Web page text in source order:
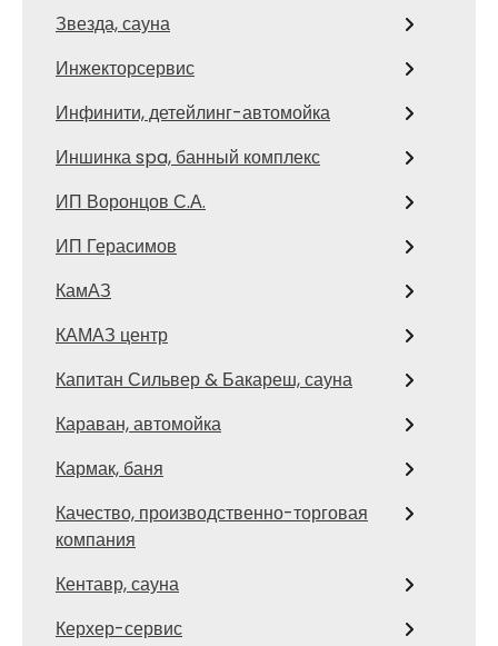
Звезда, сауна
Инжекторсервис
Инфинити, детейлинг-автомойка
Иншинка spa, банный комплекс
ИП Воронцов С.А.
ИП Герасимов
КамАЗ
КАМАЗ центр
Капитан Сильвер & Бакареш, сауна
Караван, автомойка
Кармак, баня
Качество, производственно-торговая
компания
Кентавр, сауна
Керхер-сервис